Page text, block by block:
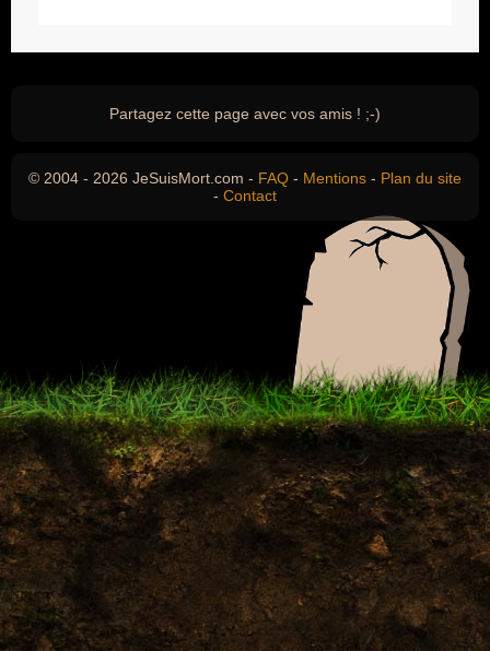
Partagez cette page avec vos amis ! ;-)
© 2004 - 2026 JeSuisMort.com - FAQ - Mentions - Plan du site
- Contact